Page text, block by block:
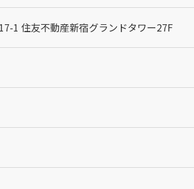
1 住友不動産新宿グランドタワー27F